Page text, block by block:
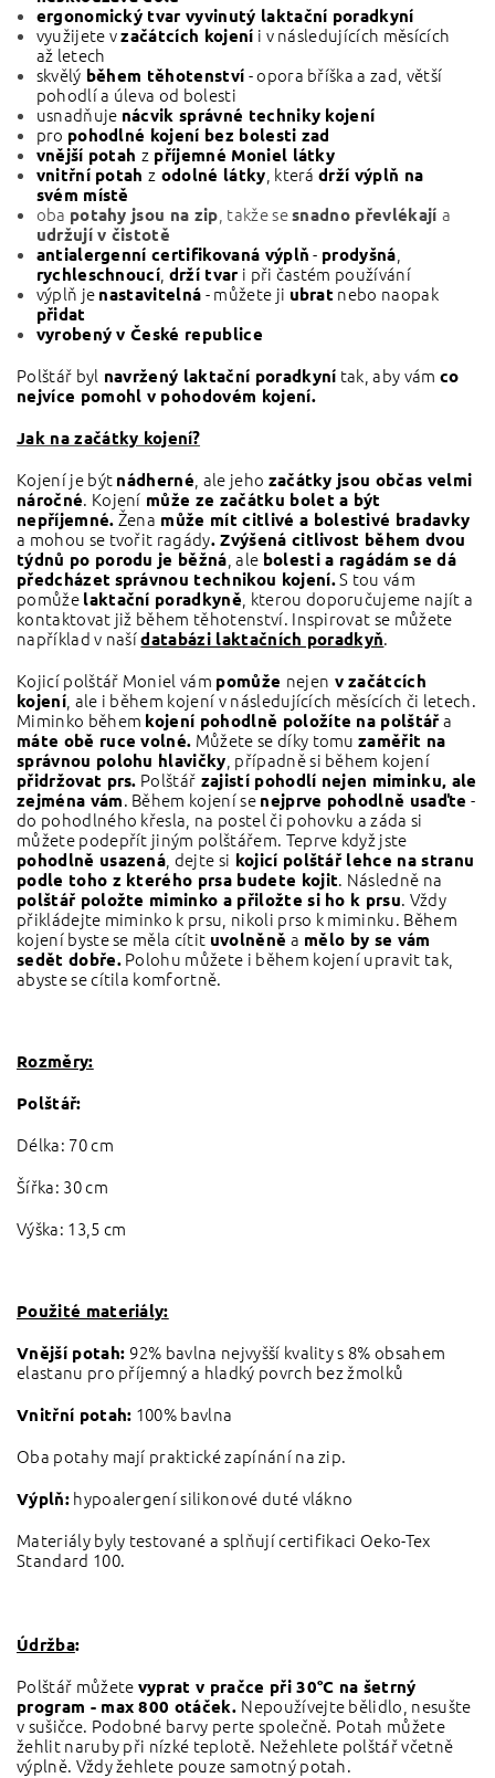
ergonomický tvar vyvinutý laktační poradkyní
využijete vzačátcích kojení i v následujících měsících
až letech
skvělý během těhotenství - opora bříška a zad, větší
pohodlí a úleva od bolesti
usnadňuje nácvik správné techniky kojení
pro pohodlné kojení bez bolesti zad
vnější potah z příjemné Moniel látky
vnitřní potahz odolné látky , kterádrží výplň na
svém místě
oba potahy jsou na zip , takže sesnadno převlékají a
udržují v čistotě
antialergenní certifikovaná výplň - prodyšná
rychleschnoucí drží tvar i při častém používání
výplň je nastavitelná - můžete ji ubrat nebo naopak
přidat
vyrobený v České republice
Polštář byl navržený laktační poradkyní tak, aby vám co
nejvíce pomohl v pohodovém kojení.
Jak na začátky kojení?
Kojení je být nádherné , ale jeho začátky jsou občas velmi
náročné. Kojení může ze začátku bolet a být
nepříjemné. Žena může mít citlivé a bolestivé bradavky
a mohou se tvořit ragády. Zvýšená citlivost během dvou
týdnů po porodu je běžná , ale bolesti a ragádám se dá
předcházet správnou technikou kojení.S tou vám
pomůže laktační poradkyně , kterou doporučujeme najít a
kontaktovat již během těhotenství. Inspirovat se můžete
například v našídatabázi laktačních poradkyň.
Kojicí polštář Moniel vám pomůže nejen v začátcích
kojení, ale i během kojení v následujících měsících či letech.
Miminko během kojení pohodlně položíte na polštář a
máte obě ruce volné. Můžete se díky tomuzaměřit na
správnou polohu hlavičky , případně si během kojení
přidržovat prs. Polštář zajistí pohodlí nejen miminku, ale
zejména vám. Během kojení se nejprve pohodlně usaďte -
do pohodlného křesla, na postel či pohovku a záda si
můžete podepřít jiným polštářem. Teprve když jste
pohodlně usazená , dejte si kojicí polštář lehce na stranu
podle toho z kterého prsa budete kojit. Následně na
polštář položte miminko a přiložte si ho k prsu. Vždy
přikládejte miminko k prsu, nikoli prso k miminku. Během
kojení byste se měla cítit uvolněně a mělo by se vám
sedět dobře.Polohu můžete i během kojení upravit tak,
abyste se cítila komfortně.
Rozměry:
Polštář:
Délka: 70 cm
Šířka: 30 cm
Výška: 13,5 cm
Použité materiály:
Vnější potah: 92% bavlna nejvyšší kvality s 8% obsahem
elastanu pro příjemný a hladký povrch bez žmolků
Vnitřní potah: 100% bavlna
Oba potahy mají praktické zapínání na zip.
Výplň:hypoalergení silikonové duté vlákno
Materiály byly testované a splňují certifikaci Oeko-Tex
Standard 100.
Údržba:
Polštář můžete vyprat v pračce při30°C na šetrný
program - max 800 otáček. Nepoužívejte bělidlo, nesušte
v sušičce. Podobné barvy perte společně. Potah můžete
žehlit naruby při nízké teplotě. Nežehlete polštář včetně
výplně. Vždy žehlete pouze samotný potah.